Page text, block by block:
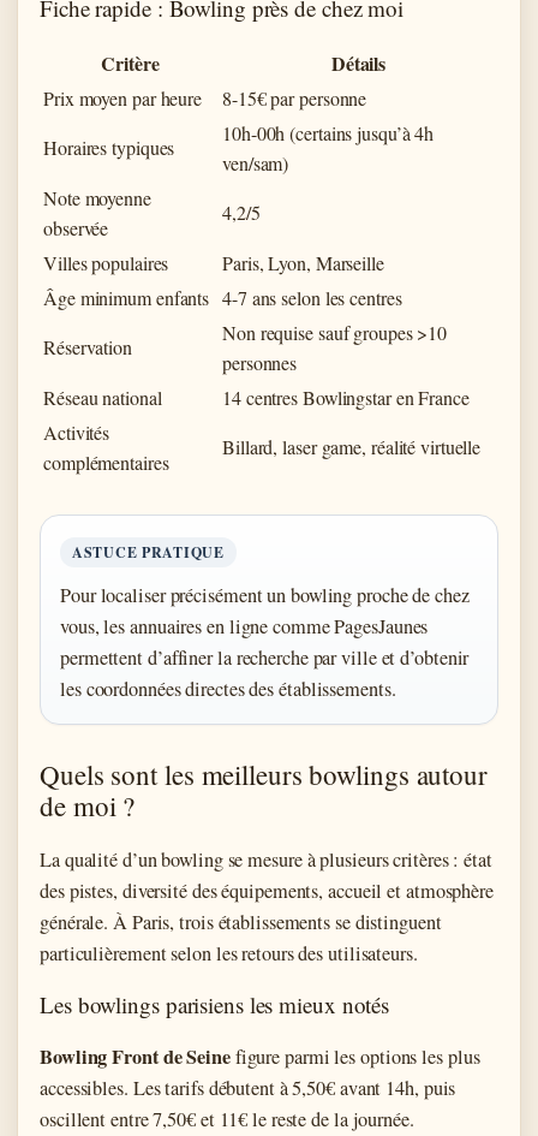
Fiche rapide : Bowling près de chez moi
Critère Détails
Prix moyen par heure
8-15€ par personne
Horaires typiques
10h-00h (certains jusqu’à 4h
ven/sam)
Note moyenne
observée
4,2/5
Villes populaires
Paris, Lyon, Marseille
Âge minimum enfants 4-7 ans selon les centres
Réservation
Non requise sauf groupes >10
personnes
Réseau national
14 centres Bowlingstar en France
Activités
complémentaires
Billard, laser game, réalité virtuelle
ASTUCE PRATIQUE
Pour localiser précisément un bowling proche de chez
vous, les annuaires en ligne comme PagesJaunes
permettent d’affiner la recherche par ville et d’obtenir
les coordonnées directes des établissements.
Quels sont les meilleurs bowlings autour
de moi ?
La qualité d’un bowling se mesure à plusieurs critères : état
des pistes, diversité des équipements, accueil et atmosphère
générale. À Paris, trois établissements se distinguent
particulièrement selon les retours des utilisateurs.
Les bowlings parisiens les mieux notés
Bowling Front de Seinefigure parmi les options les plus
accessibles. Les tarifs débutent à 5,50€ avant 14h, puis
oscillent entre 7,50€ et 11€ le reste de la journée.